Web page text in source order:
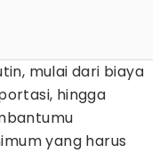
mulai dari biaya
hingga
yang harus